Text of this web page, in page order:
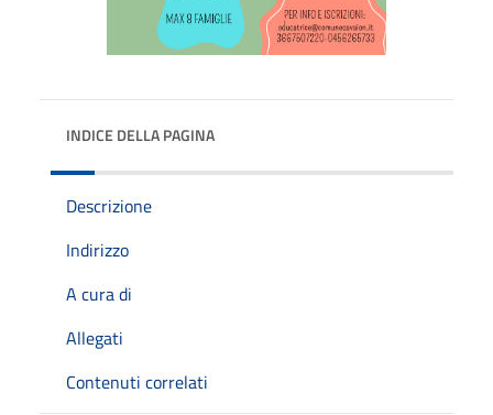
INDICE DELLA PAGINA
Descrizione
Indirizzo
A cura di
Allegati
Contenuti correlati